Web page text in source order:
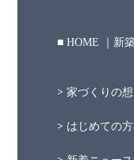
HOME ｜新
家づくりの
はじめての